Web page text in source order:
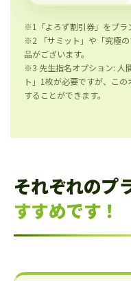
※1「よろず割引券」をプラ
※2 「サミット」や「究極
品がございます。
※3 先生指名オプション: 人
ト」1枚が必要ですが、こ
することができます。
それぞれのプ
すすめです！